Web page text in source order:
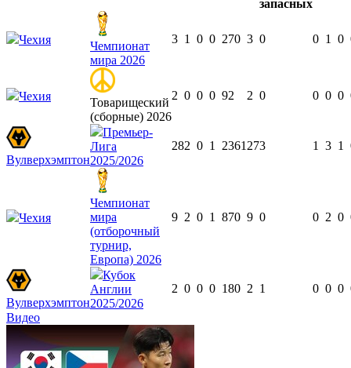
Чехия
Чемпионат
мира 2026
3 1 0 0 270 3 0 0 1 0
Чехия
Товарищеский
(сборные) 2026
2 0 0 0 92 2 0 0 0 0
Вулверхэмптон
Премьер-
Лига
2025/2026
282 0 1 2361 273 1 3 1
Чехия
Чемпионат
мира
(отборочный
турнир,
Европа) 2026
9 2 0 1 870 9 0 0 2 0
Вулверхэмптон
Кубок
Англии
2025/2026
2 0 0 0 180 2 1 0 0 0
Видео